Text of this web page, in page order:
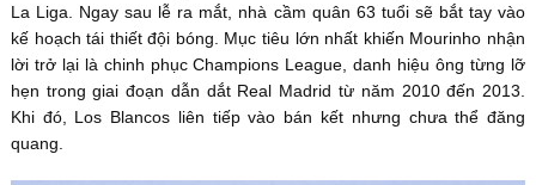
La Liga. Ngay sau lễ ra mắt, nhà cầm quân 63 tuổi sẽ bắt tay vào
kế hoạch tái thiết đội bóng. Mục tiêu lớn nhất khiến Mourinho nhận
lời trở lại là chinh phục Champions League, danh hiệu ông từng lỡ
hẹn trong giai đoạn dẫn dắt Real Madrid từ năm 2010 đến 2013.
Khi đó, Los Blancos liên tiếp vào bán kết nhưng chưa thể đăng
quang.